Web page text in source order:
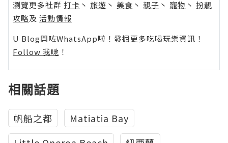
瀏覽更多社群 打卡 丶 旅遊 丶 美食 丶 親子 丶 寵物 丶 扮靚
攻略及 活動情報
U Blog開咗WhatsApp啦！發掘更多吃喝玩樂資訊！
Follow 我哋 ！
相關話題
帆船之都
Matiatia Bay